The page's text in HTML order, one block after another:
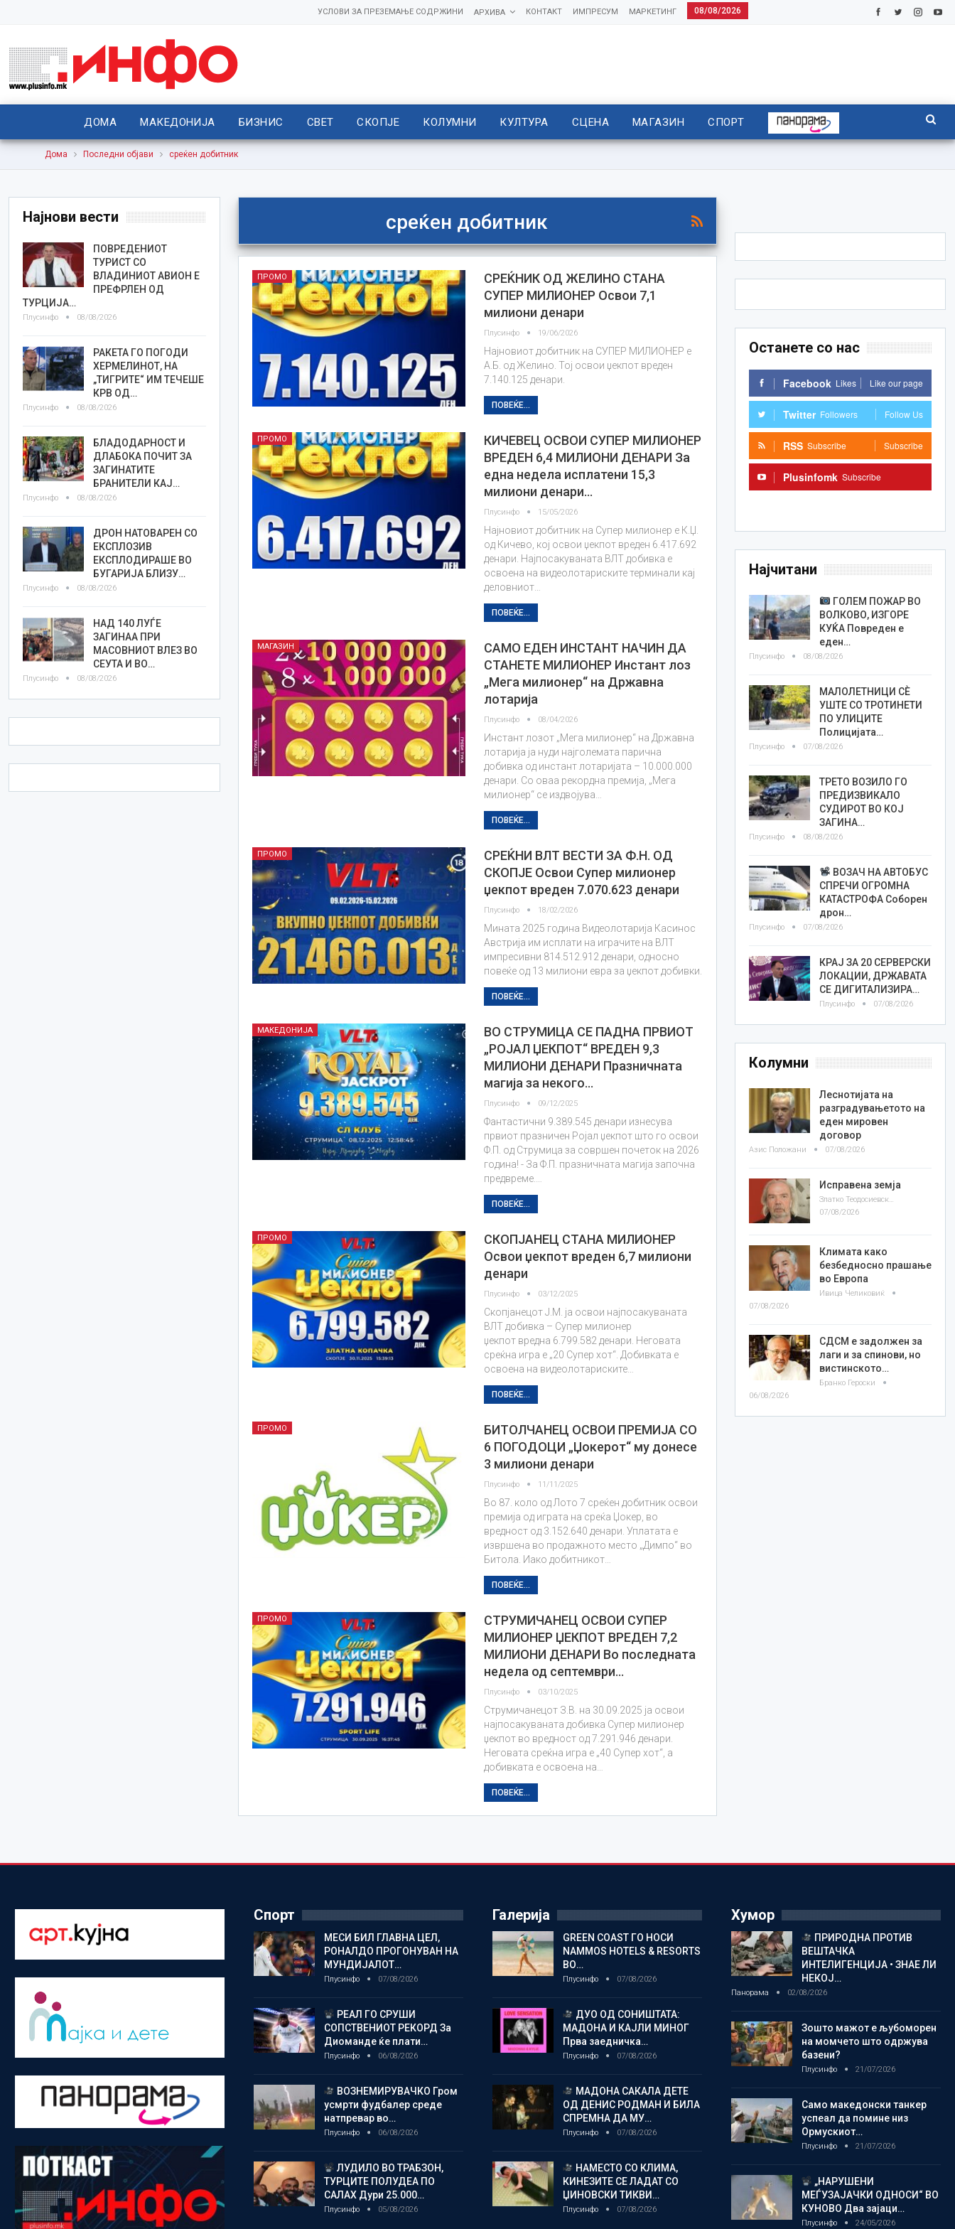
08/08/2026
МАРКЕТИНГ
ИМПРЕСУМ
КОНТАКТ
АРХИВА
УСЛОВИ ЗА ПРЕЗЕМАЊЕ СОДРЖИНИ
ДОМА МАКЕДОНИЈА БИЗНИС СВЕТ СКОПЈЕ КОЛУМНИ КУЛТУРА СЦЕНА МАГАЗИН СПОРТ
Дома Последни објави среќен добитник
среќен добитник
ПРОМО
СРЕЌНИК ОД ЖЕЛИНО СТАНА
СУПЕР МИЛИОНЕР Освои 7,1
милиони денари
Плусинфо 19/06/2026
Најновиот добитник на СУПЕР МИЛИОНЕР е
А.Б. од Желино. Тој освои џекпот вреден
7.140.125 денари.
ПОВЕЌЕ...
ПРОМО
КИЧЕВЕЦ ОСВОИ СУПЕР МИЛИОНЕР
ВРЕДЕН 6,4 МИЛИОНИ ДЕНАРИ За
една недела исплатени 15,3
милиони денари…
Плусинфо 15/05/2026
Најновиот добитник на Супер милионер е К.Џ.
од Кичево, кој освои џекпот вреден 6.417.692
денари. Најпосакуваната ВЛТ добивка е
освоена на видеолотариските терминали кај
деловниот…
ПОВЕЌЕ...
МАГАЗИН
САМО ЕДЕН ИНСТАНТ НАЧИН ДА
СТАНЕТЕ МИЛИОНЕР Инстант лоз
„Мега милионер“ на Државна
лотарија
Плусинфо 08/04/2026
Инстант лозот „Мега милионер“ на Државна
лотарија ја нуди најголемата парична
добивка од инстант лотаријата – 10.000.000
денари. Со оваа рекордна премија, „Мега
милионер“ се издвојува…
ПОВЕЌЕ...
ПРОМО
СРЕЌНИ ВЛТ ВЕСТИ ЗА Ф.Н. ОД
СКОПЈЕ Освои Супер милионер
џекпот вреден 7.070.623 денари
Плусинфо 18/02/2026
Мината 2025 година Видеолотарија Касинос
Австрија им исплати на играчите на ВЛТ
импресивни 814.512.912 денари, односно
повеќе од 13 милиони евра за џекпот добивки.
ПОВЕЌЕ...
МАКЕДОНИЈА
ВО СТРУМИЦА СЕ ПАДНА ПРВИОТ
„РОЈАЛ ЏЕКПОТ“ ВРЕДЕН 9,3
МИЛИОНИ ДЕНАРИ Празничната
магија за некого…
Плусинфо 09/12/2025
Фантастични 9.389.545 денари изнесува
првиот празничен Ројал џекпот што го освои
Ф.П. од Струмица за совршен почеток на 2026
година! - За Ф.П. празничната магија започна
предвреме.…
ПОВЕЌЕ...
ПРОМО
СКОПЈАНЕЦ СТАНА МИЛИОНЕР
Освои џекпот вреден 6,7 милиони
денари
Плусинфо 03/12/2025
Скопјанецот Ј.М. ја освои најпосакуваната
ВЛТ добивка – Супер милионер
џекпот вредна 6.799.582 денари. Неговата
среќна игра е „20 Супер хот“. Добивката е
освоена на видеолотариските…
ПОВЕЌЕ...
ПРОМО
БИТОЛЧАНЕЦ ОСВОИ ПРЕМИЈА СО
6 ПОГОДОЦИ „Џокерот“ му донесе
3 милиони денари
Плусинфо 11/11/2025
Во 87. коло од Лото 7 среќен добитник освои
премија од играта на среќа Џокер, во
вредност од 3.152.640 денари. Уплатата е
извршена во продажното место „Димпо“ во
Битола. Иако добитникот…
ПОВЕЌЕ...
ПРОМО
СТРУМИЧАНЕЦ ОСВОИ СУПЕР
МИЛИОНЕР ЏЕКПОТ ВРЕДЕН 7,2
МИЛИОНИ ДЕНАРИ Во последната
недела од септември…
Плусинфо 03/10/2025
Струмичанецот З.В. на 30.09.2025 ја освои
најпосакуваната добивка Супер милионер
џекпот во вредност од 7.291.946 денари.
Неговата среќна игра е „40 Супер хот“, а
добивката е освоена на…
ПОВЕЌЕ...
Останете со нас
Facebook Likes Like our page
Twitter Followers Follow Us
RSS Subscribe Subscribe
Plusinfomk Subscribe
Најчитани
ГОЛЕМ ПОЖАР ВО
ВОЛКОВО, ИЗГОРЕ
КУЌА Повреден е
еден…
Плусинфо 08/08/2026
МАЛОЛЕТНИЦИ СÈ
УШТЕ СО ТРОТИНЕТИ
ПО УЛИЦИТЕ
Полицијата…
Плусинфо 07/08/2026
ТРЕТО ВОЗИЛО ГО
ПРЕДИЗВИКАЛО
СУДИРОТ ВО КОЈ
ЗАГИНА…
Плусинфо 08/08/2026
ВОЗАЧ НА АВТОБУС
СПРЕЧИ ОГРОМНА
КАТАСТРОФА Соборен
дрон…
Плусинфо 07/08/2026
КРАЈ ЗА 20 СЕРВЕРСКИ
ЛОКАЦИИ, ДРЖАВАТА
СЕ ДИГИТАЛИЗИРА…
Плусинфо 07/08/2026
Колумни
Леснотијата на
разградувањетото на
еден мировен
договор
Азис Положани 07/08/2026
Исправена земја
Златко Теодосиевски
07/08/2026
Климата како
безбедносно прашање
во Европа
Ивица Челиковиќ
07/08/2026
СДСМ е задолжен за
лаги и за спинови, но
вистинското…
Бранко Героски
06/08/2026
Најнови вести
ПОВРЕДЕНИОТ
ТУРИСТ СО
ВЛАДИНИОТ АВИОН Е
ПРЕФРЛЕН ОД
ТУРЦИЈА…
Плусинфо 08/08/2026
РАКЕТА ГО ПОГОДИ
ХЕРМЕЛИНОТ, НА
„ТИГРИТЕ“ ИМ ТЕЧЕШЕ
КРВ ОД…
Плусинфо 08/08/2026
БЛАДОДАРНОСТ И
ДЛАБОКА ПОЧИТ ЗА
ЗАГИНАТИТЕ
БРАНИТЕЛИ КАЈ…
Плусинфо 08/08/2026
ДРОН НАТОВАРЕН СО
ЕКСПЛОЗИВ
ЕКСПЛОДИРАШЕ ВО
БУГАРИЈА БЛИЗУ…
Плусинфо 08/08/2026
НАД 140 ЛУЃЕ
ЗАГИНАА ПРИ
МАСОВНИОТ ВЛЕЗ ВО
СЕУТА И ВО…
Плусинфо 08/08/2026
Спорт
МЕСИ БИЛ ГЛАВНА ЦЕЛ,
РОНАЛДО ПРОГОНУВАН НА
МУНДИЈАЛОТ…
Плусинфо 07/08/2026
РЕАЛ ГО СРУШИ
СОПСТВЕНИОТ РЕКОРД За
Диоманде ќе плати…
Плусинфо 06/08/2026
ВОЗНЕМИРУВАЧКО Гром
усмрти фудбалер среде
натпревар во…
Плусинфо 06/08/2026
ЛУДИЛО ВО ТРАБЗОН,
ТУРЦИТЕ ПОЛУДЕА ПО
САЛАХ Дури 25.000…
Плусинфо 05/08/2026
Галерија
GREEN COAST ГО НОСИ
NAMMOS HOTELS & RESORTS
ВО…
Плусинфо 07/08/2026
ДУО ОД СОНИШТАТА:
МАДОНА И КАЈЛИ МИНОГ
Прва заедничка…
Плусинфо 07/08/2026
МАДОНА САКАЛА ДЕТЕ
ОД ДЕНИС РОДМАН И БИЛА
СПРЕМНА ДА МУ…
Плусинфо 07/08/2026
НАМЕСТО СО КЛИМА,
КИНЕЗИТЕ СЕ ЛАДАТ СО
ЏИНОВСКИ ТИКВИ…
Плусинфо 07/08/2026
Хумор
ПРИРОДНА ПРОТИВ
ВЕШТАЧКА
ИНТЕЛИГЕНЦИЈА • ЗНАЕ ЛИ
НЕКОЈ…
Панорама 02/08/2026
Зошто мажот е љубоморен
на момчето што одржува
базени?
Плусинфо 21/07/2026
Само македонски танкер
успеал да помине низ
Ормускиот…
Плусинфо 21/07/2026
„НАРУШЕНИ
МЕЃУЗАЈАЧКИ ОДНОСИ“ ВО
КУНОВО Два зајаци…
Плусинфо 24/05/2026